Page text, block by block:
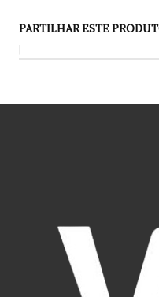
PARTILHAR ESTE
|